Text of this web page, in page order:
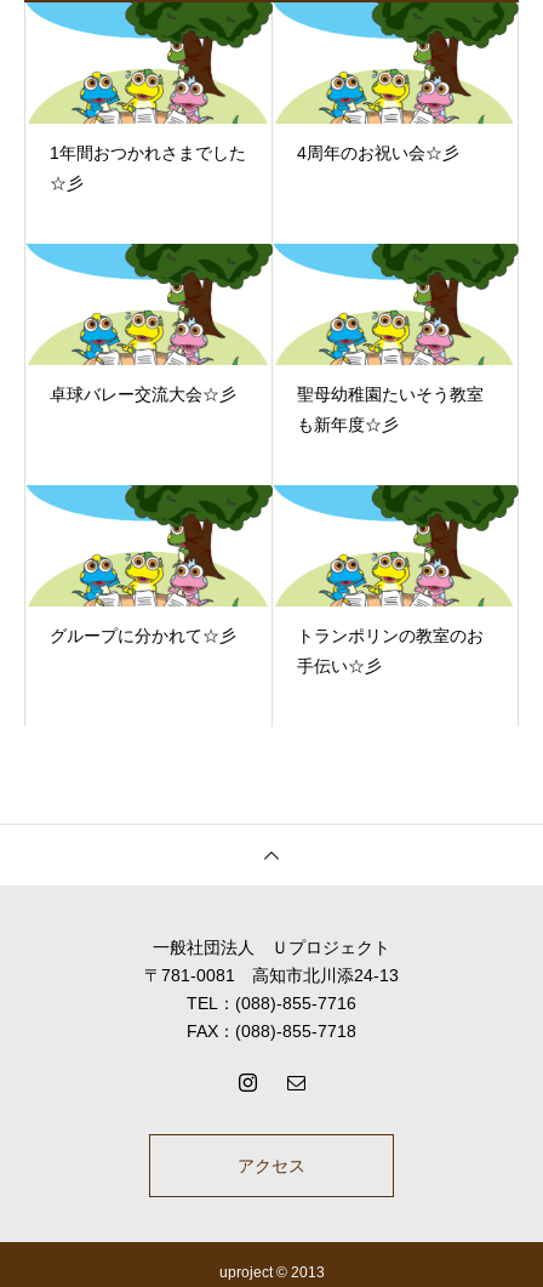
1年間おつかれさまでした
☆彡
4周年のお祝い会☆彡
卓球バレー交流大会☆彡
聖母幼稚園たいそう教室
も新年度☆彡
グループに分かれて☆彡
トランポリンの教室のお
手伝い☆彡
一般社団法人 Ｕプロジェクト
〒781-0081 高知市北川添24-13
TEL：(088)-855-7716
FAX：(088)-855-7718
アクセス
uproject © 2013